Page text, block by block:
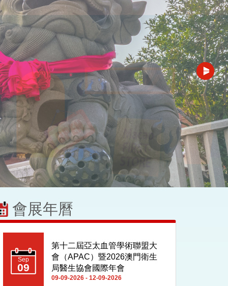
會展年曆
Sep
09
第五屆中國（澳門）國際高品
質消費博覽會 暨橫琴世界灣
區論壇
09-09-2026 - 13-09-2026